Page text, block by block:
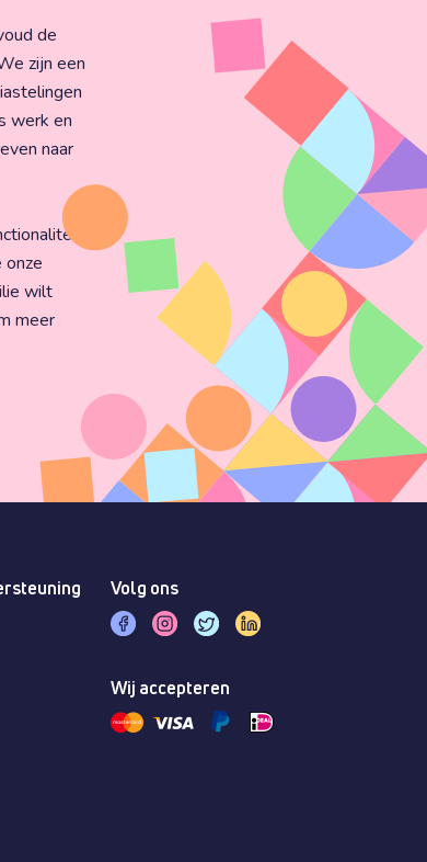
de
zijn een
werk en
naar
wilt
meer
Volg ons
Wij accepteren